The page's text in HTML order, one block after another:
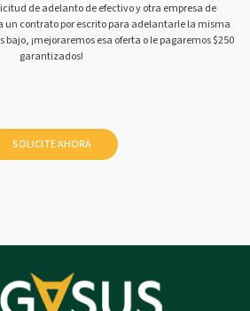
de adelanto de efectivo y otra empresa de
contrato por escrito para adelantarle la misma
¡mejoraremos esa oferta o le pagaremos $250
garantizados!